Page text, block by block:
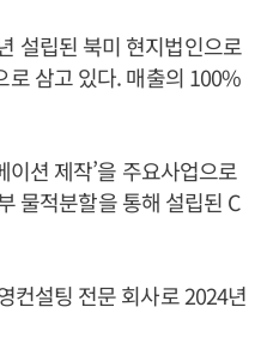
설립된 북미 현지법인으로
로 삼고 있다. 매출의 100%
이션 제작’을 주요사업으로
물적분할을 통해 설립된 C
컨설팅 전문 회사로 2024년